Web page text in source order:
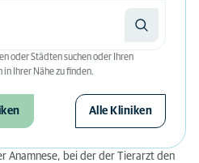
oder Städten suchen oder Ihren
Ihrer Nähe zu finden.
Alle Kliniken
Anamnese, bei der der Tierarzt den